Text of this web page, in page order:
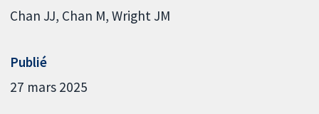
Chan JJ Chan M Wright JM
Publié
27 mars 2025